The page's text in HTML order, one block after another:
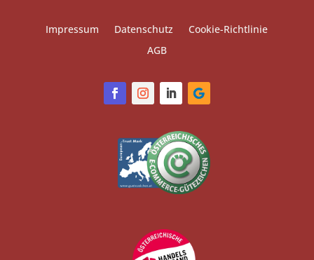
Impressum Datenschutz
Cookie-Richtlinie
AGB